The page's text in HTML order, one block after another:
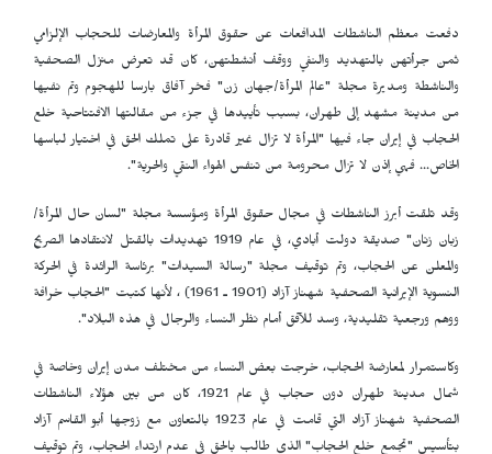
دفعت معظم الناشطات المدافعات عن حقوق المرأة والمعارضات للحجاب الإلزامي
ثمن جرأتهن بالتهديد والنفي ووقف أنشطتهن، كان قد تعرض منزل الصحفية
والناشطة ومديرة مجلة "عالم المرأة/جهان زن" فخر آفاق بارسا للهجوم وتم نفيها
من مدينة مشهد إلى طهران، بسبب تأييدها في جزء من مقالتها الافتتاحية خلع
الحجاب في إيران جاء فيها "المرأة لا تزال غير قادرة على تملك الحق في اختيار لباسها
الخاص... فهي إذن لا تزال محرومة من تنفس الهواء النقي والحرية".
وقد تلقت أبرز الناشطات في مجال حقوق المرأة ومؤسسة مجلة "لسان حال المرأة/
زبان زنان" صديقة دولت أبادي، في عام 1919 تهديدات بالقتل لانتقادها الصريح
والمعلن عن الحجاب، وتم توقيف مجلة "رسالة السيدات" برئاسة الرائدة في الحركة
النسوية الإيرانية الصحفية شهناز آزاد (1901 ـ 1961) ، لأنها كتبت "الحجاب خرافة
ووهم ورجعية تقليدية، وسد للآفق أمام نظر النساء والرجال في هذه البلاد".
وكاستمرار لمعارضة الحجاب، خرجت بعض النساء من مختلف مدن إيران وخاصة في
شمال مدينة طهران دون حجاب في عام 1921، كان من بين هؤلاء الناشطات
الصحفية شهناز آزاد التي قامت في عام 1923 بالتعاون مع زوجها أبو القاسم آزاد
بتأسيس "تجمع خلع الحجاب" الذي طالب بالحق في عدم ارتداء الحجاب، وتم توقيف